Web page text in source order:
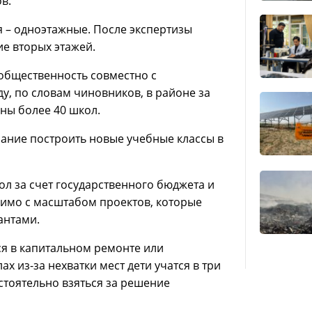
одноэтажные. После экспертизы
вторых этажей.
совместно с
по словам чиновников, в районе за
более 40 школ.
построить новые учебные классы в
за счет государственного бюджета и
с масштабом проектов, которые
в капитальном ремонте или
из-за нехватки мест дети учатся в три
взяться за решение